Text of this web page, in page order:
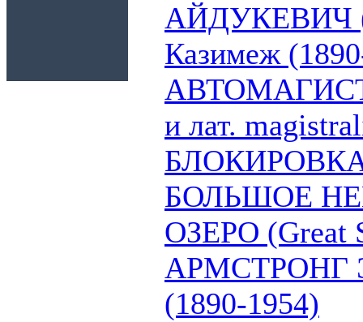
АЙДУКЕВИЧ
Казимеж
и лат.
БОЛЬШОЕ
ОЗЕРО (Great
АРМСТРОНГ
(1890-1954)